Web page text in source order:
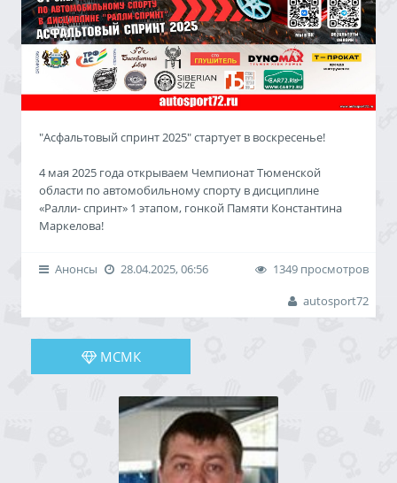
Дистанция: около 600 метров круг
Заезды по системе тайм-аттак (три попытки, сумма трех
в зачет).
___________________________________________________
Любимая и не любимая локация многих спортсменов,
Сосновый бор, горячий асфальт и рев моторов- лучший
способ закончить выходные!
Участникам предстоит показать стабильно высокие
рез...
"Асфальтовый спринт 2025" стартует в воскресенье!
4 мая 2025 года открываем Чемпионат Тюменской
области по автомобильному спорту в дисциплине
«Ралли- спринт» 1 этапом, гонкой Памяти Константина
Маркелова!
Предварительная регистрация по ссылке
28.04.2025 до 20.00 1.05.2025)
"Асфальтовый спринт- твой первый шаг в
___________________________________________________
Освещение: естественное.
Дистанция: около 600 метров круг
Заезды: квалификация по системе тайм-аттак, финал
-параллельная гонка.
___________________________________________________
Анонсы 28.04.2025, 06:56
1349 просмотров
autosport72
МСМК